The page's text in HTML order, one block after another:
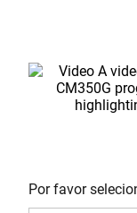
Por favor